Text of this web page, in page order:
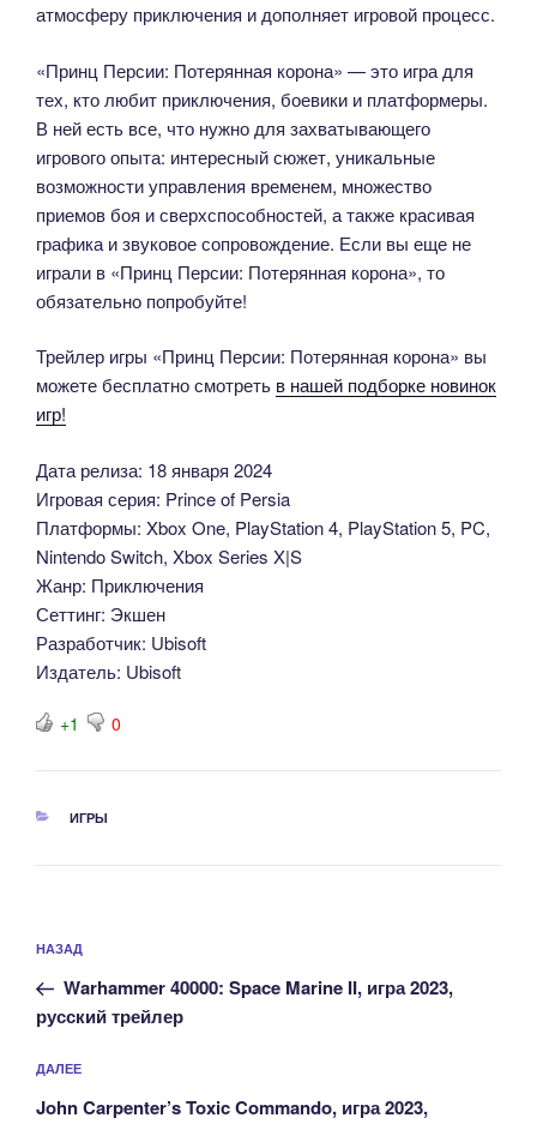
атмосферу приключения и дополняет игровой процесс.
«Принц Персии: Потерянная корона» — это игра для
тех, кто любит приключения, боевики и платформеры.
В ней есть все, что нужно для захватывающего
игрового опыта: интересный сюжет, уникальные
возможности управления временем, множество
приемов боя и сверхспособностей, а также красивая
графика и звуковое сопровождение. Если вы еще не
играли в «Принц Персии: Потерянная корона», то
обязательно попробуйте!
Трейлер игры «Принц Персии: Потерянная корона» вы
можете бесплатно смотреть в нашей подборке новинок
игр!
Дата релиза: 18 января 2024
Игровая серия: Prince of Persia
Платформы: Xbox One, PlayStation 4, PlayStation 5, PC,
Nintendo Switch, Xbox Series X|S
Жанр: Приключения
Сеттинг: Экшен
Разработчик: Ubisoft
Издатель: Ubisoft
+1 0
РУБРИКИ
ИГРЫ
по
записям
Предыдущая
запись:
НАЗАД
Warhammer 40000: Space Marine II, игра 2023,
русский трейлер
Следующая
запись
ДАЛЕЕ
John Carpenter’s Toxic Commando, игра 2023,